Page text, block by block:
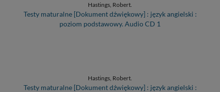
Hastings, Robert.
Testy maturalne [Dokument dźwiękowy] : język angielski :
poziom podstawowy. Audio CD 1
Hastings, Robert.
Testy maturalne [Dokument dźwiękowy] : język angielski :